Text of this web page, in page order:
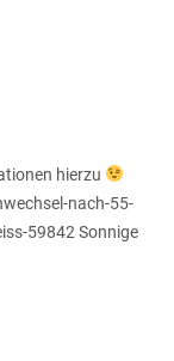
hierzu
nach-55-
59842 Sonnige